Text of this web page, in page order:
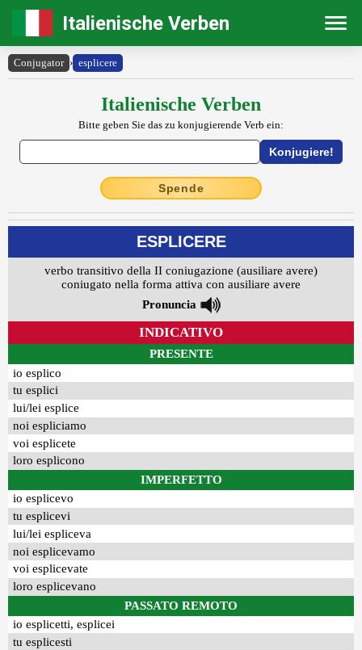
Italienische Verben
Conjugator › esplicere
Italienische Verben
Bitte geben Sie das zu konjugierende Verb ein:
Spende
ESPLICERE
verbo transitivo della II coniugazione (ausiliare avere)
coniugato nella forma attiva con ausiliare avere
Pronuncia
INDICATIVO
PRESENTE
io esplico
tu esplici
lui/lei esplice
noi espliciamo
voi esplicete
loro esplicono
IMPERFETTO
io esplicevo
tu esplicevi
lui/lei espliceva
noi esplicevamo
voi esplicevate
loro esplicevano
PASSATO REMOTO
io esplicetti, esplicei
tu esplicesti